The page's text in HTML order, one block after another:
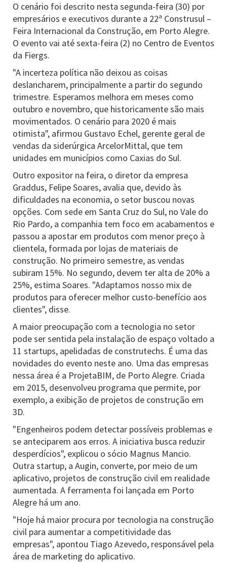
O cenário foi descrito nesta segunda-feira (30) por
empresários e executivos durante a 22ª Construsul –
Feira Internacional da Construção, em Porto Alegre.
O evento vai até sexta-feira (2) no Centro de Eventos
da Fiergs.
"A incerteza política não deixou as coisas
deslancharem, principalmente a partir do segundo
trimestre. Esperamos melhora em meses como
outubro e novembro, que historicamente são mais
movimentados. O cenário para 2020 é mais
otimista", afirmou Gustavo Echel, gerente geral de
vendas da siderúrgica ArcelorMittal, que tem
unidades em municípios como Caxias do Sul.
Outro expositor na feira, o diretor da empresa
Graddus, Felipe Soares, avalia que, devido às
dificuldades na economia, o setor buscou novas
opções. Com sede em Santa Cruz do Sul, no Vale do
Rio Pardo, a companhia tem foco em acabamentos e
passou a apostar em produtos com menor preço à
clientela, formada por lojas de materiais de
construção. No primeiro semestre, as vendas
subiram 15%. No segundo, devem ter alta de 20% a
25%, estima Soares. "Adaptamos nosso mix de
produtos para oferecer melhor custo-benefício aos
clientes", disse.
A maior preocupação com a tecnologia no setor
pode ser sentida pela instalação de espaço voltado a
11 startups, apelidadas de construtechs. É uma das
novidades do evento neste ano. Uma das empresas
nessa área é a ProjetaBIM, de Porto Alegre. Criada
em 2015, desenvolveu programa que permite, por
exemplo, a exibição de projetos de construção em
3D.
"Engenheiros podem detectar possíveis problemas e
se anteciparem aos erros. A iniciativa busca reduzir
desperdícios", explicou o sócio Magnus Mancio.
Outra startup, a Augin, converte, por meio de um
aplicativo, projetos de construção civil em realidade
aumentada. A ferramenta foi lançada em Porto
Alegre há um ano.
"Hoje há maior procura por tecnologia na construção
civil para aumentar a competitividade das
empresas", apontou Tiago Azevedo, responsável pela
área de marketing do aplicativo.